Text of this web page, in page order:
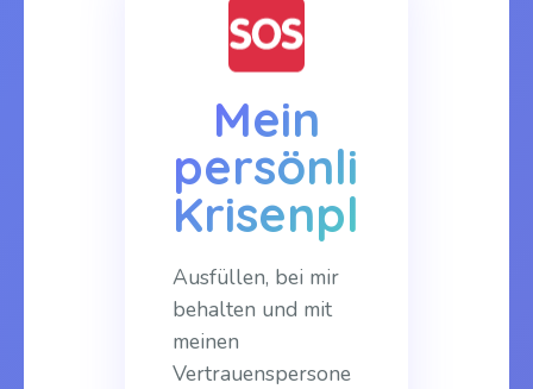
Mein
persönlicher
Krisenplan
Ausfüllen, bei mir
behalten und mit
meinen
Vertrauenspersone